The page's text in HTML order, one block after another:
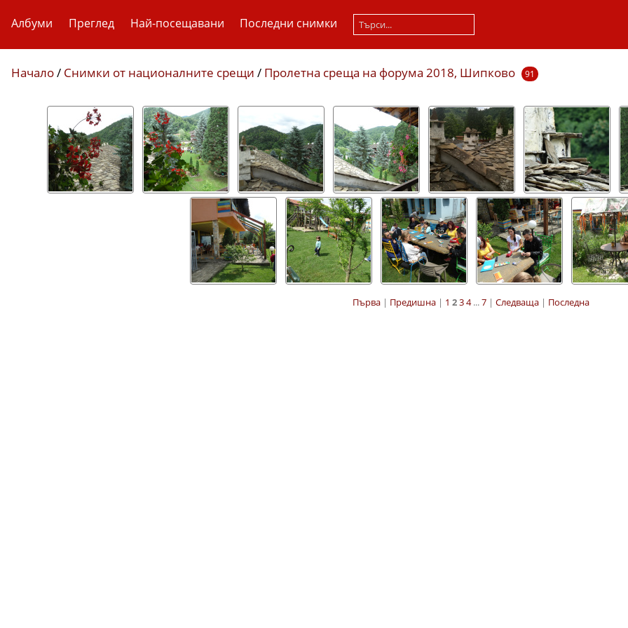
Албуми Преглед Най-посещавани Последни снимки
Начало/ Снимки от националните срещи / Пролетна среща на форума 2018, Шипково 91
Първа | Предишна | 1 234...7 | Следваща | Последна